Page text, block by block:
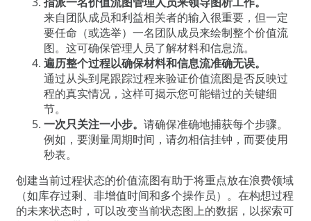
来自团队成员和利益相关者的输入很重要，但一定
要任命（或选举）一名团队成员来绘制整个价值流
图。这可确保管理人员了解材料和信息流。
遍历整个过程以确保材料和信息流准确无误。
通过从头到尾跟踪过程来验证价值流图是否反映过
程的真实情况，这样可揭示您可能错过的关键细
节。
一次只关注一小步。 请确保准确地捕获每个步骤。
例如，要测量周期时间，请勿相信挂钟，而要使用
秒表。
创建当前过程状态的价值流图有助于将重点放在浪费领域
（如库存过剩、非增值时间和多个操作员）。在构想过程
的未来状态时，可以改变当前状态图上的数据，以探索可